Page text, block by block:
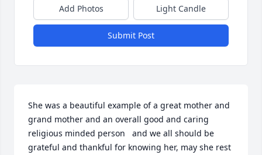
Add Photos Light Candle
Submit Post
She was a beautiful example of a great mother and
grand mother and an overall good and caring
religious minded person   and we all should be
grateful and thankful for knowing her, may she rest